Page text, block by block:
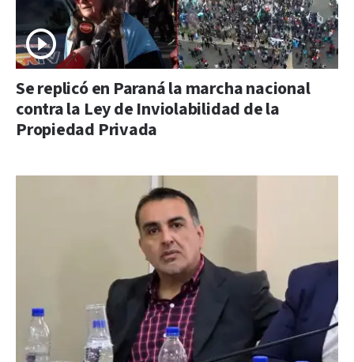
Se replicó en Paraná la marcha nacional
contra la Ley de Inviolabilidad de la
Propiedad Privada